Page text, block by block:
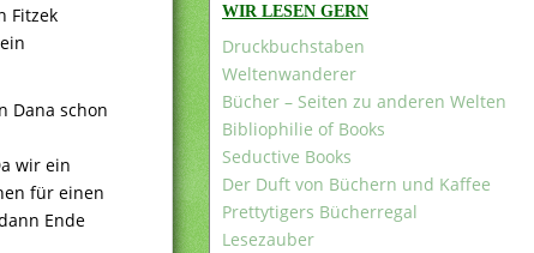
Fitzek
Dana schon
wir ein
für einen
Ende
WIR LESEN GERN
Druckbuchstaben
Weltenwanderer
Bücher – Seiten zu anderen Welten
Bibliophilie of Books
Seductive Books
Der Duft von Büchern und Kaffee
Prettytigers Bücherregal
Lesezauber